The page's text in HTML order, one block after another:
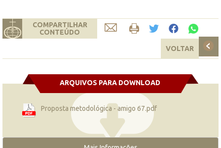
COMPARTILHAR
CONTEÚDO
VOLTAR
ARQUIVOS PARA DOWNLOAD
Proposta metodológica - amigo 67.pdf